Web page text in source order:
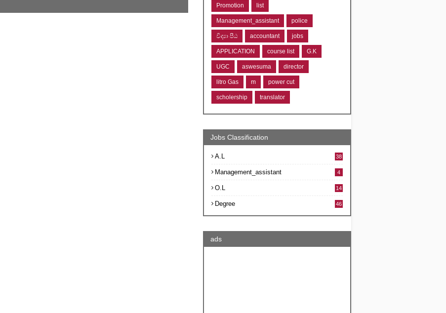
Promotion list
Management_assistant police
විද්‍යා පීඨ accountant jobs
APPLICATION course list G.K
UGC aswesuma director
litro Gas m power cut
scholership translator
Jobs Classification
A.L 38
Management_assistant 4
O.L 14
Degree 46
ads